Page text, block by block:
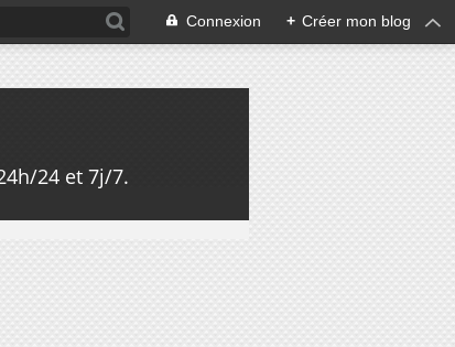
Connexion + Créer mon blog
24 et 7j/7.